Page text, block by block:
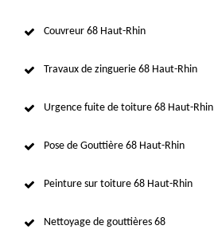
Couvreur 68 Haut-Rhin
Travaux de zinguerie 68 Haut-Rhin
Urgence fuite de toiture 68 Haut-Rhin
Pose de Gouttière 68 Haut-Rhin
Peinture sur toiture 68 Haut-Rhin
Nettoyage de gouttières 68